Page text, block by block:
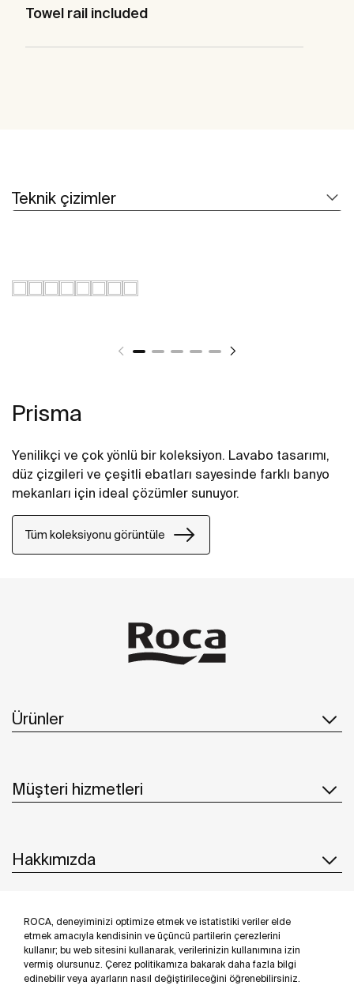
ROCA, deneyiminizi optimize etmek ve istatistiki veriler elde
etmek amacıyla kendisinin ve üçüncü partilerin çerezlerini
kullanır; bu web sitesini kullanarak, verilerinizin kullanımına izin
vermiş olursunuz. Çerez politikamıza bakarak daha fazla bilgi
edinebilir veya ayarların nasıl değiştirileceğini öğrenebilirsiniz.
Towel rail included
Teknik çizimler
Prisma
Yenilikçi ve çok yönlü bir koleksiyon. Lavabo tasarımı,
düz çizgileri ve çeşitli ebatları sayesinde farklı banyo
mekanları için ideal çözümler sunuyor.
Tüm koleksiyonu görüntüle
Ürünler
Müşteri hizmetleri
Hakkımızda
İlham & Fikirler
Bizi takip edin